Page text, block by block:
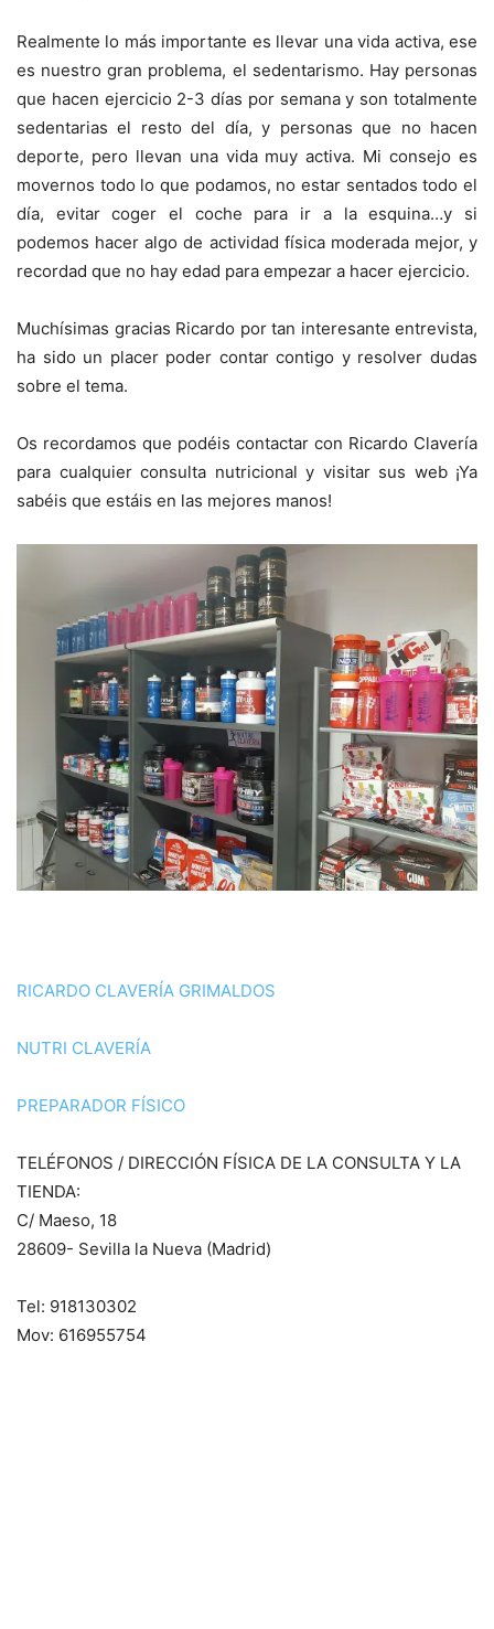
Realmente lo más importante es llevar una vida activa, ese
es nuestro gran problema, el sedentarismo. Hay personas
que hacen ejercicio 2-3 días por semana y son totalmente
sedentarias el resto del día, y personas que no hacen
deporte, pero llevan una vida muy activa. Mi consejo es
movernos todo lo que podamos, no estar sentados todo el
día, evitar coger el coche para ir a la esquina…y si
podemos hacer algo de actividad física moderada mejor, y
recordad que no hay edad para empezar a hacer ejercicio.
Muchísimas gracias Ricardo por tan interesante entrevista,
ha sido un placer poder contar contigo y resolver dudas
sobre el tema.
Os recordamos que podéis contactar con Ricardo Clavería
para cualquier consulta nutricional y visitar sus web ¡Ya
sabéis que estáis en las mejores manos!
RICARDO CLAVERÍA GRIMALDOS
NUTRI CLAVERÍA
PREPARADOR FÍSICO
TELÉFONOS / DIRECCIÓN FÍSICA DE LA CONSULTA Y LA
TIENDA:
C/ Maeso, 18
28609- Sevilla la Nueva (Madrid)
Tel: 918130302
Mov: 616955754